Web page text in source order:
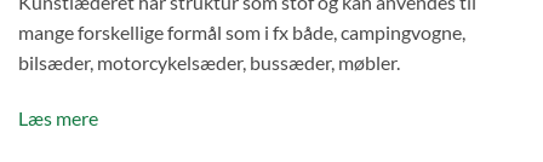
mange forskellige formål som i fx både, campingvogne,
bilsæder, motorcykelsæder, bussæder, møbler.
Læs mere